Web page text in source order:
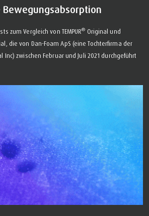
Bewegungsabsorption
zum Vergleich von TEMPUR® Original und
die von Dan-Foam ApS (eine Tochterfirma der
Inc) zwischen Februar und Juli 2021 durchgeführt